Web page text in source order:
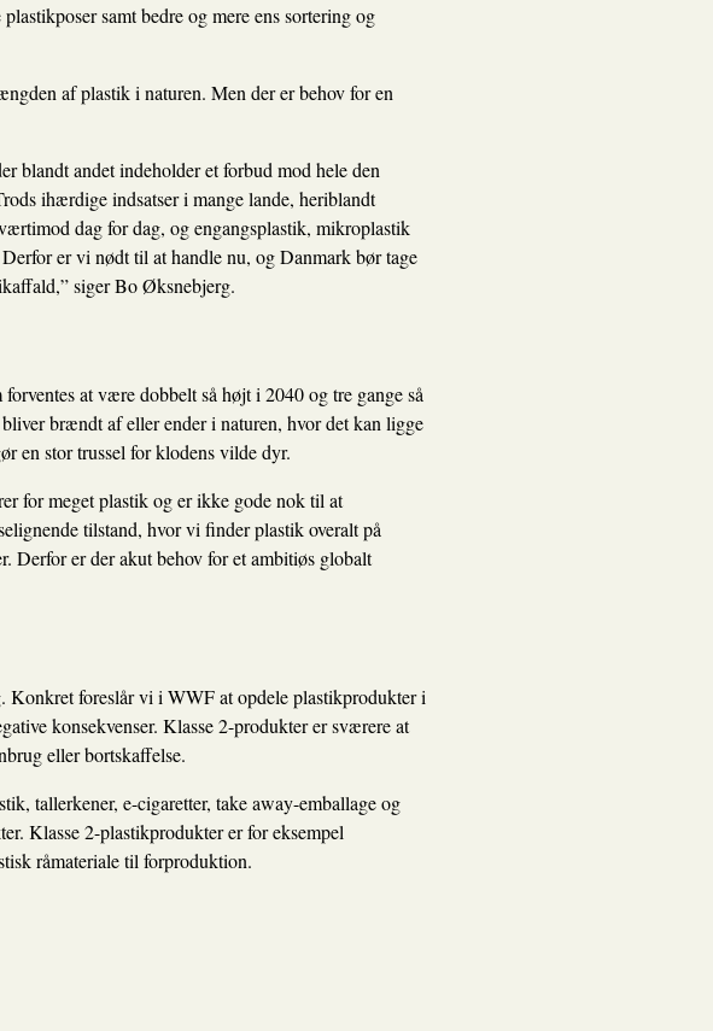
samt bedre og mere ens sortering og
af plastik i naturen. Men der er behov for en
blandt andet indeholder et forbud mod hele den
ihærdige indsatser i mange lande, heriblandt
dag for dag, og engangsplastik, mikroplastik
er vi nødt til at handle nu, og Danmark bør tage
siger Bo Øksnebjerg.
at være dobbelt så højt i 2040 og tre gange så
brændt af eller ender i naturen, hvor det kan ligge
en stor trussel for klodens vilde dyr.
for meget plastik og er ikke gode nok til at
tilstand, hvor vi finder plastik overalt på
Derfor er der akut behov for et ambitiøs globalt
Konkret foreslår vi i WWF at opdele plastikprodukter i
konsekvenser. Klasse 2-produkter er sværere at
eller bortskaffelse.
tallerkener, e-cigaretter, take away-emballage og
Klasse 2-plastikprodukter er for eksempel
råmateriale til forproduktion.